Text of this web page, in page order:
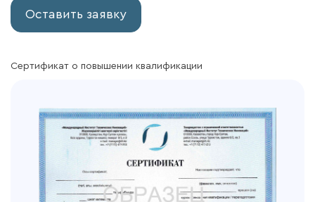
Оставить заявку
Сертификат о повышении квалификации